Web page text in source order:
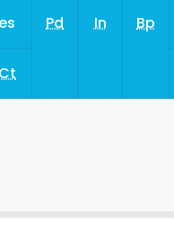
Pd In Bp